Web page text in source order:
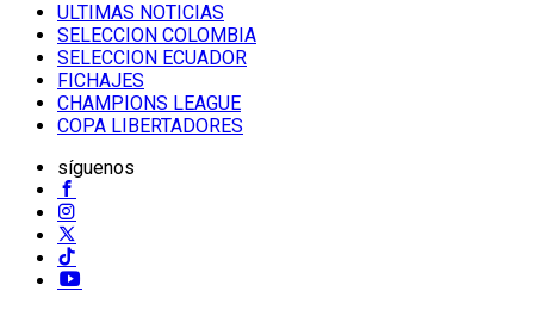
ULTIMAS NOTICIAS
SELECCION COLOMBIA
SELECCION ECUADOR
FICHAJES
CHAMPIONS LEAGUE
COPA LIBERTADORES
síguenos